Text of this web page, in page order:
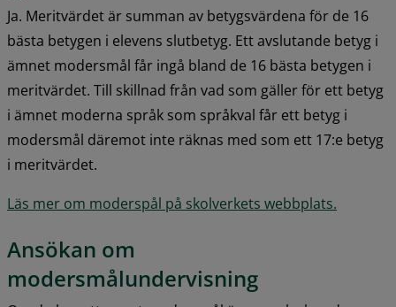
Ja. Meritvärdet är summan av betygsvärdena för de 16
bästa betygen i elevens slutbetyg. Ett avslutande betyg i
ämnet modersmål får ingå bland de 16 bästa betygen i
meritvärdet. Till skillnad från vad som gäller för ett betyg
i ämnet moderna språk som språkval får ett betyg i
modersmål däremot inte räknas med som ett 17:e betyg
i meritvärdet.
Läs mer om moderspål på skolverkets webbplats.
Ansökan om
modersmålundervisning